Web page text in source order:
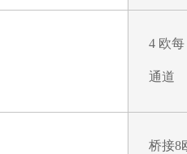
4 欧每
通道
桥接8